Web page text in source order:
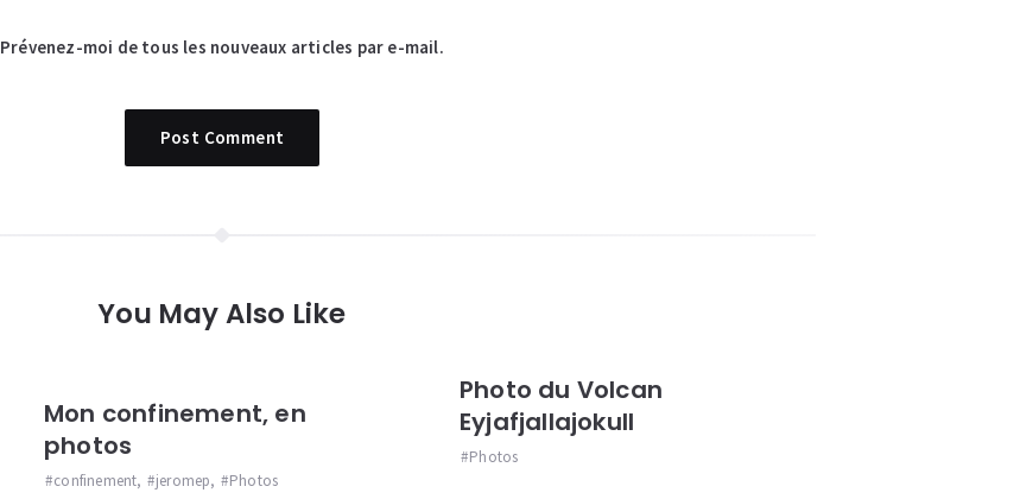
Prévenez-moi de tous les nouveaux articles par e-mail.
You May Also Like
Mon confinement, en
photos
confinement, jeromep, Photos
Photo du Volcan
Eyjafjallajokull
Photos